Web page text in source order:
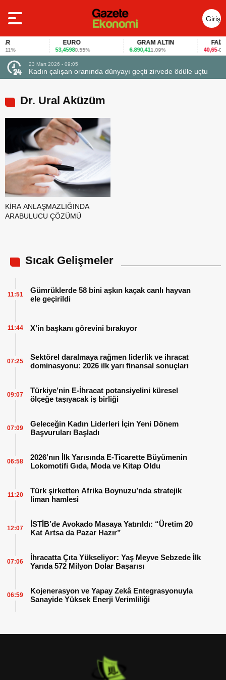
Giriş
Yap
EURO
53,45980,55%
GRAM ALTIN
6.890,411,09%
FAİZ
40,65-
dünyayı geçti zirvede ödüle uçtu Firmalar gıda fuarlarını
Dr. Ural Aküzüm
KİRA ANLAŞMAZLIĞINDA
ARABULUCU ÇÖZÜMÜ
Sıcak Gelişmeler
Gümrüklerde 58 bini aşkın kaçak canlı hayvan
ele geçirildi
11:51
X’in başkanı görevini bırakıyor
11:44
Sektörel daralmaya rağmen liderlik ve ihracat
dominasyonu: 2026 ilk yarı finansal sonuçları
07:25
Türkiye’nin E-İhracat potansiyelini küresel
ölçeğe taşıyacak iş birliği
09:07
Geleceğin Kadın Liderleri İçin Yeni Dönem
Başvuruları Başladı
07:09
2026’nın İlk Yarısında E-Ticarette Büyümenin
Lokomotifi Gıda, Moda ve Kitap Oldu
06:58
Türk şirketten Afrika Boynuzu’nda stratejik
liman hamlesi
11:20
İSTİB’de Avokado Masaya Yatırıldı: “Üretim 20
Kat Artsa da Pazar Hazır”
12:07
İhracatta Çıta Yükseliyor: Yaş Meyve Sebzede İlk
Yarıda 572 Milyon Dolar Başarısı
07:06
Kojenerasyon ve Yapay Zekâ Entegrasyonuyla
Sanayide Yüksek Enerji Verimliliği
06:59